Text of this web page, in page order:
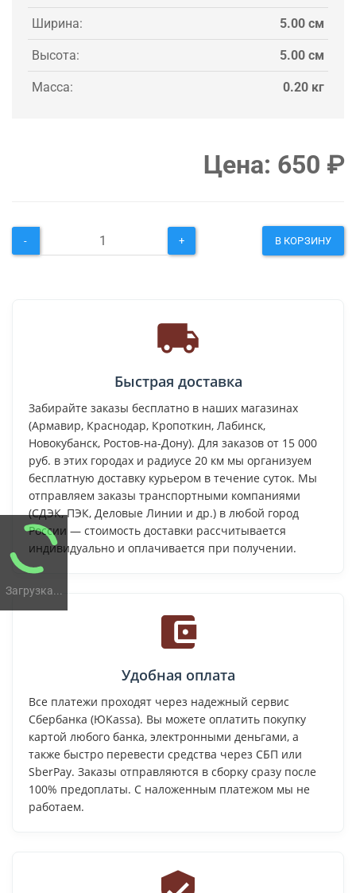
Загрузка...
Ширина: 5.00 см
Высота: 5.00 см
Масса: 0.20 кг
Цена: 650 ₽
- + В КОРЗИНУ
Быстрая доставка
Забирайте заказы бесплатно в наших магазинах
(Армавир, Краснодар, Кропоткин, Лабинск,
Новокубанск, Ростов-на-Дону). Для заказов от 15 000
руб. в этих городах и радиусе 20 км мы организуем
бесплатную доставку курьером в течение суток. Мы
отправляем заказы транспортными компаниями
(СДЭК, ПЭК, Деловые Линии и др.) в любой город
России — стоимость доставки рассчитывается
индивидуально и оплачивается при получении.
Удобная оплата
Все платежи проходят через надежный сервис
Сбербанка (ЮKassa). Вы можете оплатить покупку
картой любого банка, электронными деньгами, а
также быстро перевести средства через СБП или
SberPay. Заказы отправляются в сборку сразу после
100% предоплаты. С наложенным платежом мы не
работаем.